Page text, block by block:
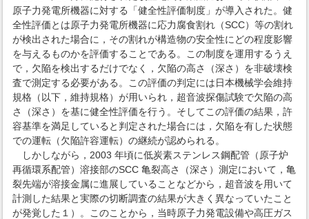
原子力発電所機器に対する「健全性評価制度」が導入された。健
全性評価とは原子力発電所機器に応力腐食割れ（SCC）等の割れ
が検出された場合に，その割れが構造物の安全性にどの程度影響
を与えるものかを評価することである。この制度を運用するうえ
で，欠陥を検出するだけでなく，欠陥の高さ（深さ）を非破壊検
査で測定する必要がある。この評価の判定には日本機械学会維持
規格（以下，維持規格）が用いられ，超音波探傷試験で欠陥の高
さ（深さ）を基に健全性評価を行う。そしてこの評価の結果，許
容基準を満足していると判定された場合には，欠陥を有した状態
での運転（欠陥許容運転）の継続が認められる。
しかしながら，2003 年頃に低炭素ステンレス鋼配管（原子炉
再循環系配管）溶接部のSCC 亀裂高さ（深さ）測定において，亀
裂先端が溶接金属に進展していることなどから，超音波を用いて
計測した結果と実際の切断調査の結果が大きく異なっていたこと
が発覚した１）。このことから，当時原子力発電設備や高圧ガス